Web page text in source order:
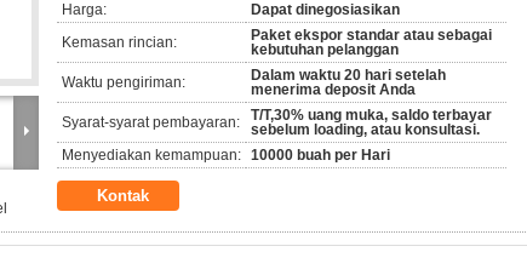
Harga:
Dapat dinegosiasikan
Kemasan rincian:
Paket ekspor standar atau sebagai
kebutuhan pelanggan
Waktu pengiriman:
Dalam waktu 20 hari setelah
menerima deposit Anda
Syarat-syarat pembayaran:
T/T,30% uang muka, saldo terbayar
sebelum loading, atau konsultasi.
Menyediakan kemampuan: 10000 buah per Hari
Kontak